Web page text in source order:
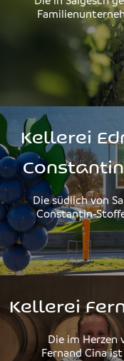
Kellerei
Die südlich von
Constantin-
Kellerei
Die im Herzen
Fernand Cina